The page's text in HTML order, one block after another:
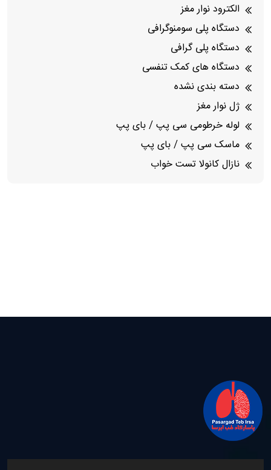
الکترود نوار مغز
دستگاه پلی سومنوگرافی
دستگاه پلی گرافی
دستگاه های کمک تنفسی
دسته بندی نشده
ژل نوار مغز
لوله خرطومی سی پپ / بای پپ
ماسک سی پپ / بای پپ
نازال کانولا تست خواب